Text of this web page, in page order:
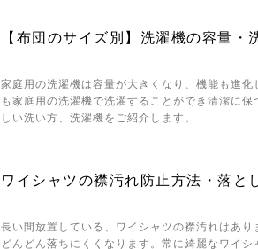
【布団のサイズ別】洗濯機の容量・
家庭用の洗濯機は容量が大きくなり、機能も進
も家庭用の洗濯機で洗濯することができ清潔に
しい洗い方、洗濯機をご紹介します。
ワイシャツの襟汚れ防止方法・落と
長い間放置している、ワイシャツの襟汚れはあ
どんどん落ちにくくなります。常に綺麗なワイ